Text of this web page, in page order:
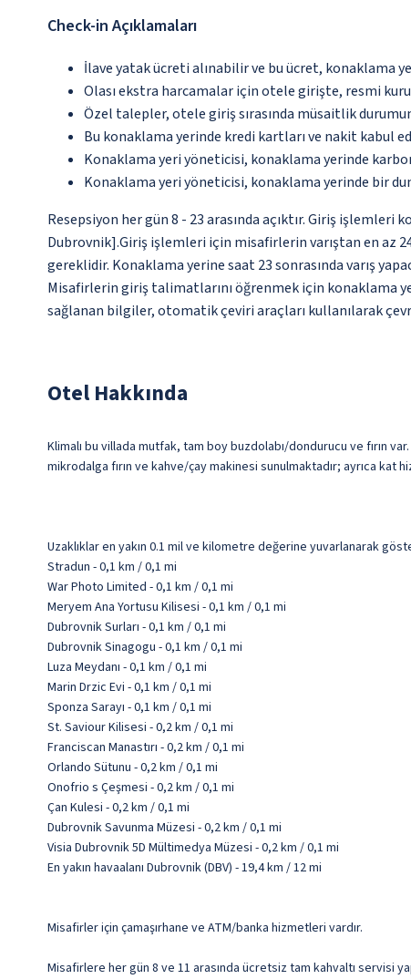
Check-in Açıklamaları
İlave yatak ücreti alınabilir ve bu ücret, konaklama
Olası ekstra harcamalar için otele girişte, resmi
Özel talepler, otele giriş sırasında müsaitlik
Bu konaklama yerinde kredi kartları ve nakit kabul
Konaklama yeri yöneticisi, konaklama yerinde
Konaklama yeri yöneticisi, konaklama yerinde bir
Resepsiyon her gün 8 - 23 arasında açıktır. Giriş
Dubrovnik].Giriş işlemleri için misafirlerin varıştan en az
gereklidir. Konaklama yerine saat 23 sonrasında varış
Misafirlerin giriş talimatlarını öğrenmek için konaklama
sağlanan bilgiler, otomatik çeviri araçları kullanılarak
Otel Hakkında
Klimalı bu villada mutfak, tam boy buzdolabı/dondurucu ve fırın
mikrodalga fırın ve kahve/çay makinesi sunulmaktadır; ayrıca kat
Uzaklıklar en yakın 0.1 mil ve kilometre değerine yuvarlanarak
Stradun - 0,1 km / 0,1 mi
War Photo Limited - 0,1 km / 0,1 mi
Meryem Ana Yortusu Kilisesi - 0,1 km / 0,1 mi
Dubrovnik Surları - 0,1 km / 0,1 mi
Dubrovnik Sinagogu - 0,1 km / 0,1 mi
Luza Meydanı - 0,1 km / 0,1 mi
Marin Drzic Evi - 0,1 km / 0,1 mi
Sponza Sarayı - 0,1 km / 0,1 mi
St. Saviour Kilisesi - 0,2 km / 0,1 mi
Franciscan Manastırı - 0,2 km / 0,1 mi
Orlando Sütunu - 0,2 km / 0,1 mi
Onofrio s Çeşmesi - 0,2 km / 0,1 mi
Çan Kulesi - 0,2 km / 0,1 mi
Dubrovnik Savunma Müzesi - 0,2 km / 0,1 mi
Visia Dubrovnik 5D Mültimedya Müzesi - 0,2 km / 0,1 mi
En yakın havaalanı Dubrovnik (DBV) - 19,4 km / 12 mi
Misafirler için çamaşırhane ve ATM/banka hizmetleri vardır.
Misafirlere her gün 8 ve 11 arasında ücretsiz tam kahvaltı servisi